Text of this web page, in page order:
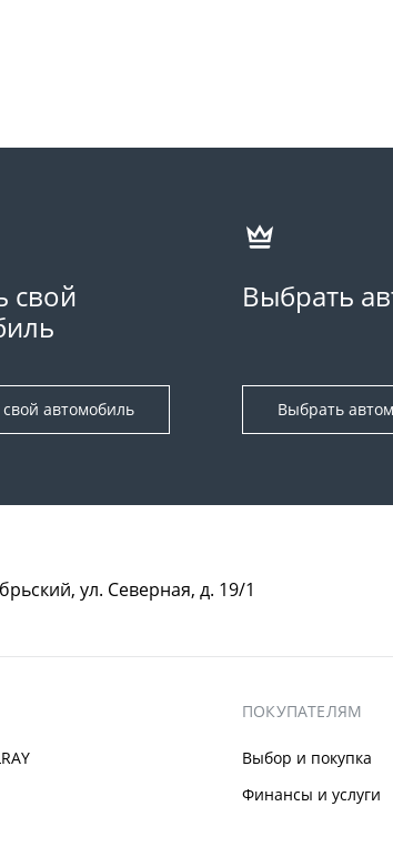
свой
автомобиль
Выбрать
Выбрать
ул. Северная, д. 19/1
ПОКУПАТЕЛЯМ
Выбор и покупка
Финансы и услуги